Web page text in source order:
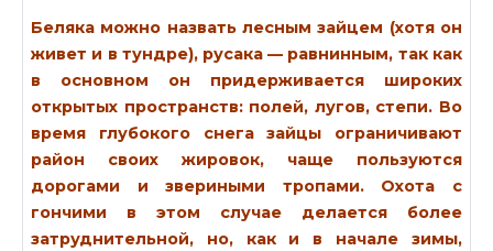
Беляка можно назвать лесным зайцем (хотя он
живет и в тундре), русака — равнинным, так как
в основном он придерживается широких
открытых пространств: полей, лугов, степи. Во
время глубокого снега зайцы ограничивают
район своих жировок, чаще пользуются
дорогами и звериными тропами. Охота с
гончими в этом случае делается более
затруднительной, но, как и в начале зимы,